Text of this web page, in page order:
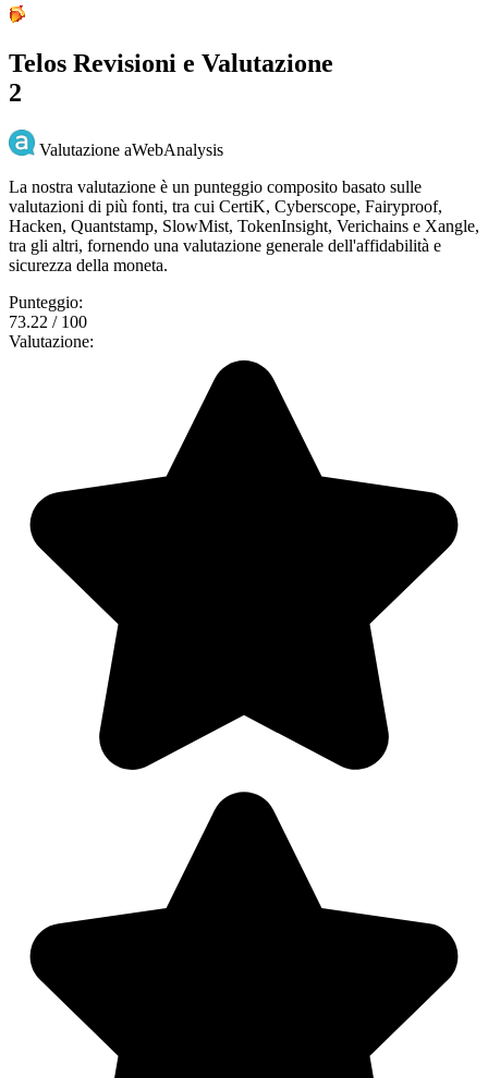
Telos Revisioni e Valutazione
2
Valutazione aWebAnalysis
La nostra valutazione è un punteggio composito basato sulle
valutazioni di più fonti, tra cui CertiK, Cyberscope, Fairyproof,
Hacken, Quantstamp, SlowMist, TokenInsight, Verichains e Xangle,
tra gli altri, fornendo una valutazione generale dell'affidabilità e
sicurezza della moneta.
Punteggio:
73.22 / 100
Valutazione: